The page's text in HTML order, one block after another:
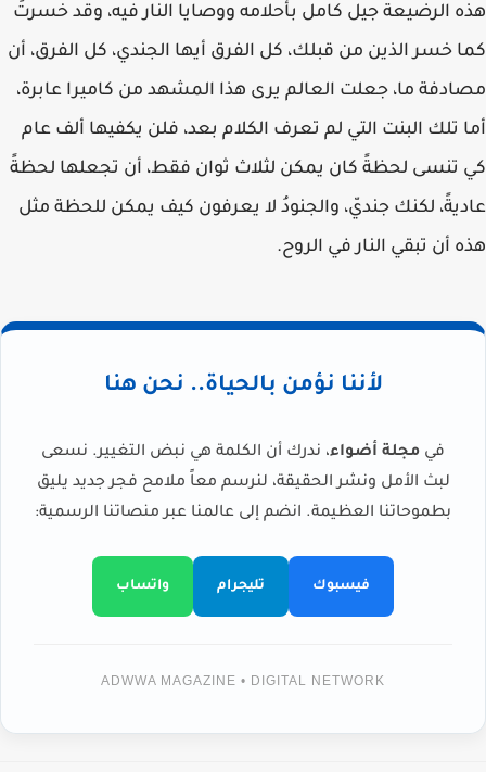
هذه الرضيعة جيل كامل بأحلامه ووصايا النار فيه، وقد خسرتَ
كما خسر الذين من قبلك، كل الفرق أيها الجندي، كل الفرق، أن
مصادفة ما، جعلت العالم يرى هذا المشهد من كاميرا عابرة،
أما تلك البنت التي لم تعرف الكلام بعد، فلن يكفيها ألف عام
كي تنسى لحظةً كان يمكن لثلاث ثوان فقط، أن تجعلها لحظةً
عاديةً، لكنك جنديّ، والجنودُ لا يعرفون كيف يمكن للحظة مثل
هذه أن تبقي النار في الروح.
لأننا نؤمن بالحياة.. نحن هنا
في مجلة أضواء، ندرك أن الكلمة هي نبض التغيير. نسعى
لبث الأمل ونشر الحقيقة، لنرسم معاً ملامح فجر جديد يليق
بطموحاتنا العظيمة. انضم إلى عالمنا عبر منصاتنا الرسمية:
فيسبوك تليجرام واتساب
ADWWA MAGAZINE • DIGITAL NETWORK